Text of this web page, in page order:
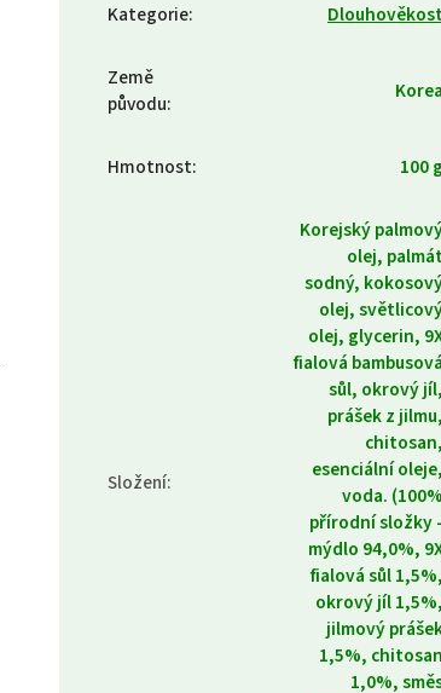
Kategorie:
Země
původu: Korea
Hmotnost: 100 g
Složení:
Korejský
olej,
sodný,
olej,
olej, glycerin,
fialová bambusová
sůl, okrový jíl,
prášek z jilmu,
chitosan,
esenciální oleje,
voda. (100%
přírodní složky -
mýdlo 94,0%,
fialová sůl 1,5%,
okrový jíl 1,5%,
jilmový
1,5%, chitosan
1,0%,